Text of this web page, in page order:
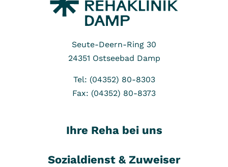
Seute-Deern-Ring 30
24351 Ostseebad Damp
Tel: (04352) 80-8303
Fax: (04352) 80-8373
Ihre Reha bei uns
Sozialdienst & Zuweiser